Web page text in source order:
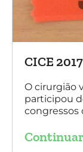
CICE 2017
O cirurgião
participou
congressos
sobre a